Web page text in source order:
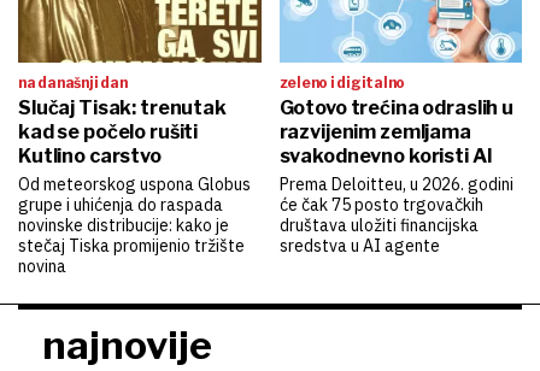
na današnji dan
Slučaj Tisak: trenutak
kad se počelo rušiti
Kutlino carstvo
Od meteorskog uspona Globus
grupe i uhićenja do raspada
novinske distribucije: kako je
stečaj Tiska promijenio tržište
novina
zeleno i digitalno
Gotovo trećina odraslih u
razvijenim zemljama
svakodnevno koristi AI
Prema Deloitteu, u 2026. godini
će čak 75 posto trgovačkih
društava uložiti financijska
sredstva u AI agente
najnovije